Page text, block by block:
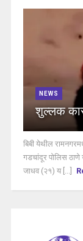
NEWS
शुल्लक
बिबी येथील
गडचांदूर पोलिस
जाधव (२१) य [...]